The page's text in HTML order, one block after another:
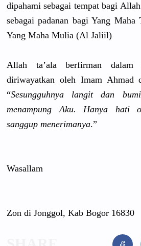
dipahami sebagai tempat bagi
sebagai padanan bagi Yang
Yang Maha Mulia (Al Jaliil)
Allah ta’ala berfirman dalam
diriwayatkan oleh Imam Ahmad
“Sesungguhnya langit dan
menampung Aku. Hanya hati
sanggup menerimanya.”
Wasallam
Zon di Jonggol, Kab Bogor 16830